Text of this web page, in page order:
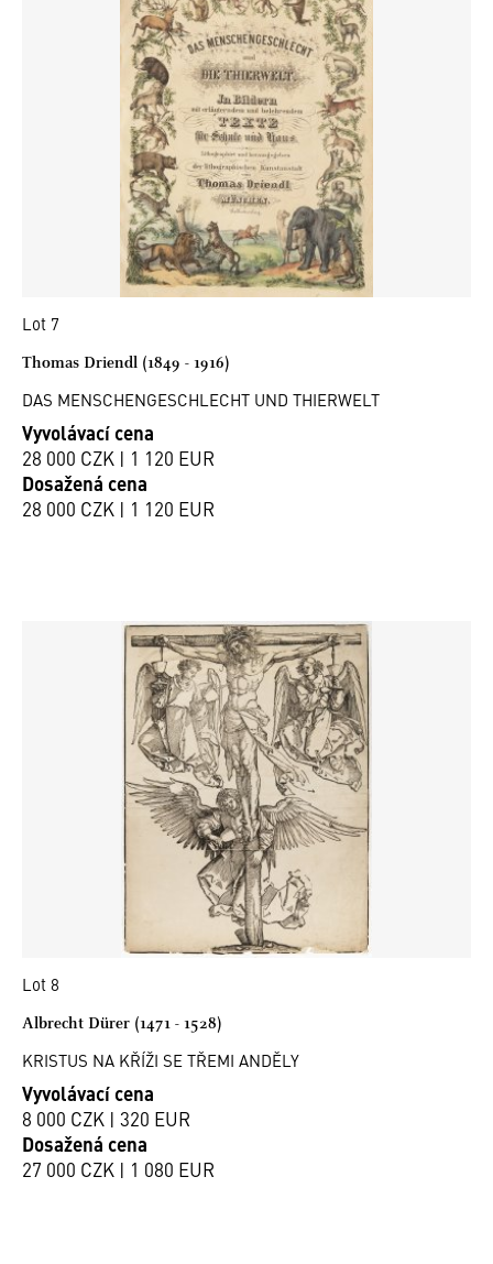
Lot 7
Thomas Driendl (1849 - 1916)
DAS MENSCHENGESCHLECHT UND THIERWELT
Vyvolávací cena
28 000 CZK | 1 120 EUR
Dosažená cena
28 000 CZK | 1 120 EUR
Lot 8
Albrecht Dürer (1471 - 1528)
KRISTUS NA KŘÍŽI SE TŘEMI ANDĚLY
Vyvolávací cena
8 000 CZK | 320 EUR
Dosažená cena
27 000 CZK | 1 080 EUR